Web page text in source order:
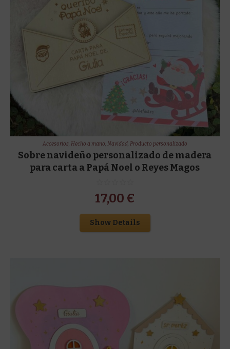
Accesorios, Hecho a mano, Navidad, Producto personalizado
Sobre navideño personalizado de madera
para carta a Papá Noel o Reyes Magos
17,00 €
Show Details